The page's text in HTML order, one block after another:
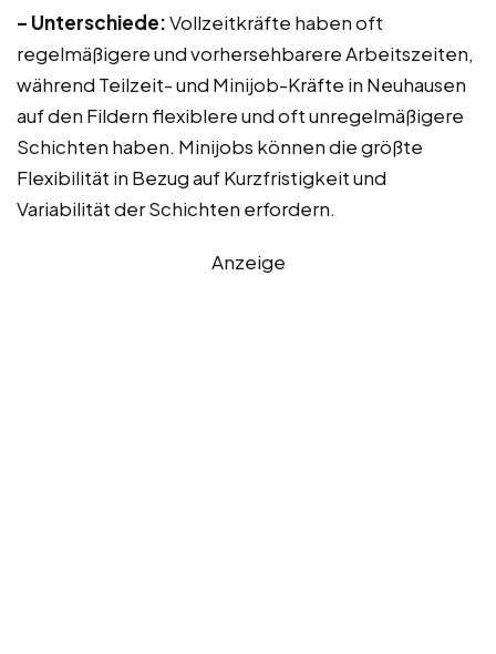
– Unterschiede:Vollzeitkräfte haben oft
regelmäßigere und vorhersehbarere Arbeitszeiten,
während Teilzeit- und Minijob-Kräfte in Neuhausen
auf den Fildern flexiblere und oft unregelmäßigere
Schichten haben. Minijobs können die größte
Flexibilität in Bezug auf Kurzfristigkeit und
Variabilität der Schichten erfordern.
Anzeige